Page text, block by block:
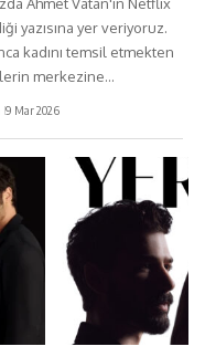
Ahmet Vatan'ın Netflix
yazısına yer veriyoruz.
kadını temsil etmekten
merkezine…
9 Mar 2026